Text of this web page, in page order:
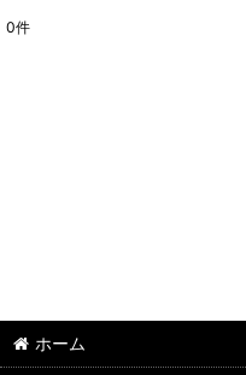
0件
ホーム